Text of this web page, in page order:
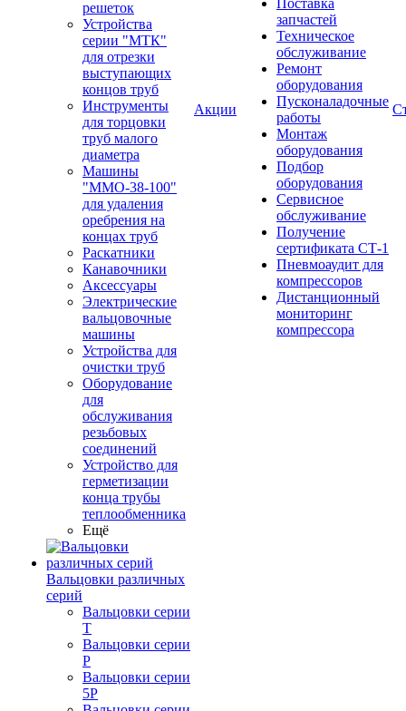
решеток
Устройства
серии "МТК"
для отрезки
выступающих
концов труб
Инструменты
для торцовки
труб малого
диаметра
Машины
"ММО-38-100"
для удаления
оребрения на
концах труб
Раскатники
Канавочники
Аксессуары
Электрические
вальцовочные
машины
Устройства для
очистки труб
Оборудование
для
обслуживания
резьбовых
соединений
Устройство для
герметизации
конца трубы
теплообменника
Ещё
Вальцовки различных
серий
Вальцовки серии
Т
Вальцовки серии
Р
Вальцовки серии
5Р
Акции
Поставка
запчастей
Техническое
обслуживание
Ремонт
оборудования
Пусконаладочные
работы
Монтаж
оборудования
Подбор
оборудования
Сервисное
обслуживание
Получение
сертификата СТ-1
Пневмоаудит для
компрессоров
Дистанционный
мониторинг
компрессора